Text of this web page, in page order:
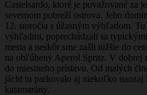
Castelsardo, ktoré je považované za
severnom pobreží ostrova. Jeho
12. storočia s úžasným výhľadom.
výhľadmi, poprechádzali sa
mesta a neskôr sme zašli nižšie do
na obľúbený Aperol Spritz. V dobrej
do miestneho prístavu. Od malých
jácht tu parkovalo aj niekoľko naozaj
katamarány.